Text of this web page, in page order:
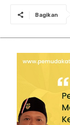
Bagikan